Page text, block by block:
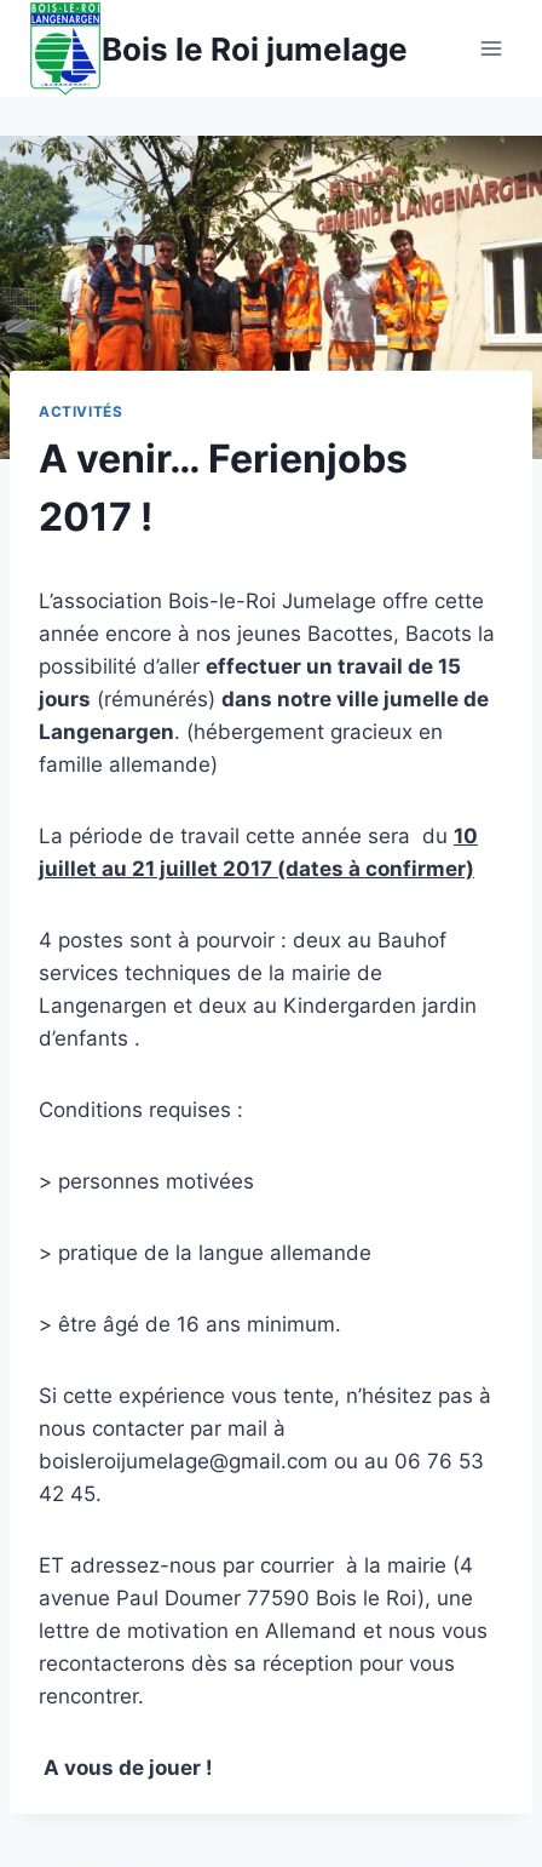
Aller
contenu
Bois le Roi jumelage
ACTIVITÉS
A venir… Ferienjobs
2017 !
L’association Bois-le-Roi Jumelage offre cette
année encore à nos jeunes Bacottes, Bacots la
possibilité d’aller effectuer un travail de 15
jours (rémunérés) dans notre ville jumelle de
Langenargen. (hébergement gracieux en
famille allemande)
La période de travail cette année sera du 10
juillet au 21 juillet 2017 (dates à confirmer)
4 postes sont à pourvoir : deux au Bauhof
services techniques de la mairie de
Langenargen et deux au Kindergarden jardin
d’enfants .
Conditions requises :
> personnes motivées
> pratique de la langue allemande
> être âgé de 16 ans minimum.
Si cette expérience vous tente, n’hésitez pas à
nous contacter par mail à
boisleroijumelage@gmail.com ou au 06 76 53
42 45.
ET adressez-nous par courrier à la mairie (4
avenue Paul Doumer 77590 Bois le Roi), une
lettre de motivation en Allemand et nous vous
recontacterons dès sa réception pour vous
rencontrer.
A vous de jouer !